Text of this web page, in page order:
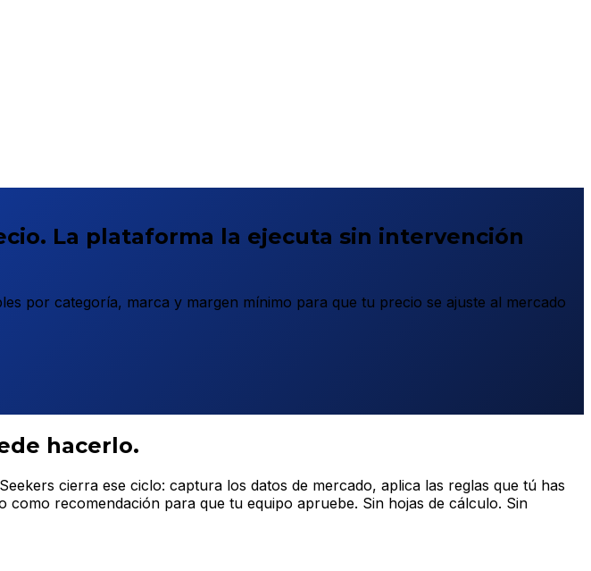
La plataforma la ejecuta sin intervención
por categoría, marca y margen mínimo para que tu precio se ajuste al mercado
hacerlo.
cierra ese ciclo: captura los datos de mercado, aplica las reglas que tú has
recomendación para que tu equipo apruebe. Sin hojas de cálculo. Sin